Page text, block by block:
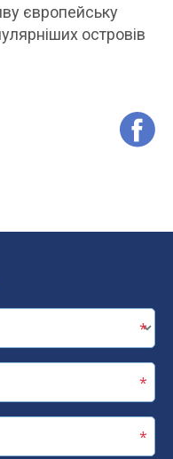
європейську
островів